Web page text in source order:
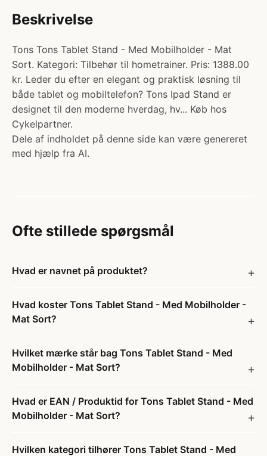
Beskrivelse
Tons Tons Tablet Stand - Med Mobilholder - Mat
Sort. Kategori: Tilbehør til hometrainer. Pris: 1388.00
kr. Leder du efter en elegant og praktisk løsning til
både tablet og mobiltelefon? Tons Ipad Stand er
designet til den moderne hverdag, hv... Køb hos
Cykelpartner.
Dele af indholdet på denne side kan være genereret
med hjælp fra AI.
Ofte stillede spørgsmål
Hvad er navnet på produktet?
Hvad koster Tons Tablet Stand - Med Mobilholder -
Mat Sort?
Hvilket mærke står bag Tons Tablet Stand - Med
Mobilholder - Mat Sort?
Hvad er EAN / Produktid for Tons Tablet Stand - Med
Mobilholder - Mat Sort?
Hvilken kategori tilhører Tons Tablet Stand - Med